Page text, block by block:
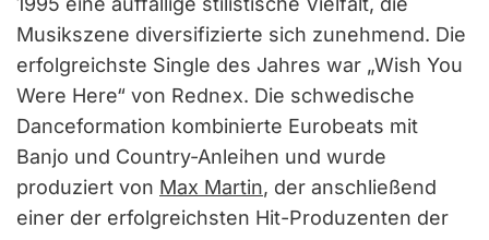
Musikszene diversifizierte sich zunehmend. Die
erfolgreichste Single des Jahres war „Wish You
Were Here“ von Rednex. Die schwedische
Danceformation kombinierte Eurobeats mit
Banjo und Country-Anleihen und wurde
produziert von Max Martin, der anschließend
einer der erfolgreichsten Hit-Produzenten der